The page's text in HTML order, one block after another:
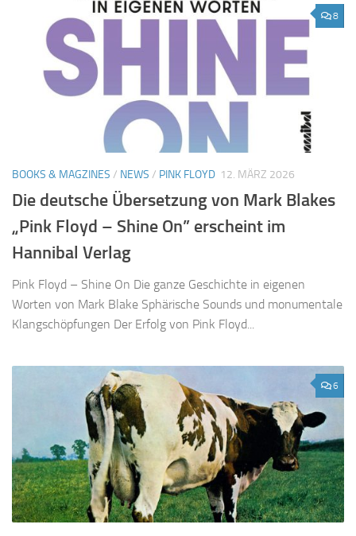
8
BOOKS & MAGZINES / NEWS / PINK FLOYD 12. MÄRZ 2026
Die deutsche Übersetzung von Mark Blakes
„Pink Floyd – Shine On” erscheint im
Hannibal Verlag
Pink Floyd – Shine On Die ganze Geschichte in eigenen
Worten von Mark Blake Sphärische Sounds und monumentale
Klangschöpfungen Der Erfolg von Pink Floyd...
6